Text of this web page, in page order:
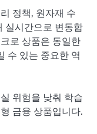
정책, 원자재 수
실시간으로 변동합
로 상품은 동일한
수 있는 중요한 역
위험을 낮춰 학습
금융 상품입니다.